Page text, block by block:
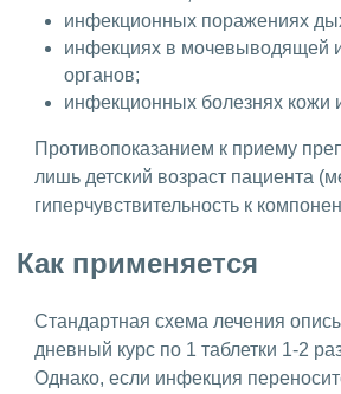
инфекционных поражениях
инфекциях в мочевыводящей
органов;
инфекционных болезнях
Противопоказанием к приему
лишь детский возраст пациента
гиперчувствительность к
Как применяется
Стандартная схема лечения
дневный курс по 1 таблетки 1-2
Однако, если инфекция